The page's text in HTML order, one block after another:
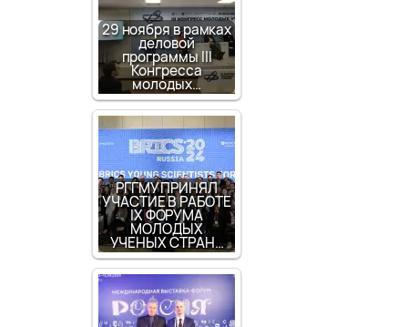
29 ноября в рамках
деловой
программы III
Конгресса
молодых…
РГГМУ ПРИНЯЛ
УЧАСТИЕ В РАБОТЕ
IX ФОРУМА
МОЛОДЫХ
УЧЕНЫХ СТРАН…